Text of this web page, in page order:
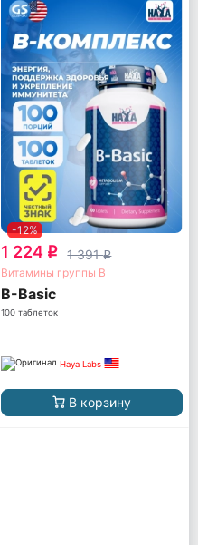
-12%
1 224 q 1 391q
Витамины группы B
B-Basic
100 таблеток
Haya Labs
В корзину